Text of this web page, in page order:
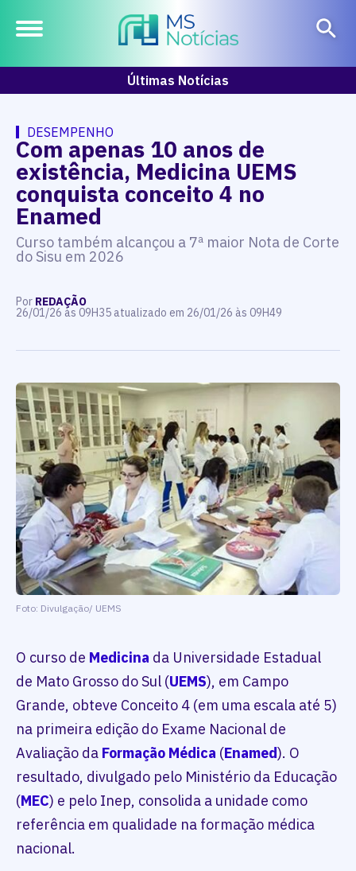
Últimas Notícias
DESEMPENHO
Com apenas 10 anos de
existência, Medicina UEMS
conquista conceito 4 no
Enamed
Curso também alcançou a 7ª maior Nota de Corte
do Sisu em 2026
Por REDAÇÃO
26/01/26 às 09H35 atualizado em 26/01/26 às 09H49
Foto: Divulgação/ UEMS
O curso de Medicina da Universidade Estadual
de Mato Grosso do Sul (UEMS), em Campo
Grande, obteve Conceito 4 (em uma escala até 5)
na primeira edição do Exame Nacional de
Avaliação da Formação Médica (Enamed). O
resultado, divulgado pelo Ministério da Educação
(MEC) e pelo Inep, consolida a unidade como
referência em qualidade na formação médica
nacional.